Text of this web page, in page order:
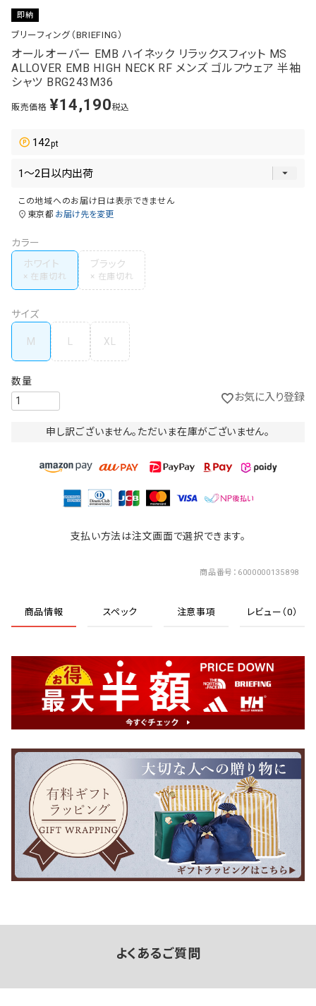
即納
ブリーフィング（BRIEFING）
オールオーバー EMB ハイネック リラックスフィット MS
ALLOVER EMB HIGH NECK RF メンズ ゴルフウェア 半袖
シャツ BRG243M36
販売価格 ¥14,190税込
142
この地域へのお届け日は表示できません
東京都 お届け先を変更
カラー
ホワイト
ブラック
サイズ
M XL
お気に入り登録
申し訳ございません。ただいま在庫がございません。
支払い方法は注文画面で選択できます。
商品番号 6000000135898
商品情報 スペック 注意事項 レビュー（0）
よくあるご質問